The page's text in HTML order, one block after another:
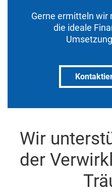
Gerne ermitteln wir
die ideale
Wir
der